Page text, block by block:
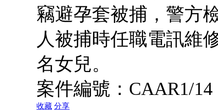
竊避孕套被捕，警方
人被捕時任職電訊維
名女兒。
案件編號：CAAR1/14
收藏 分享